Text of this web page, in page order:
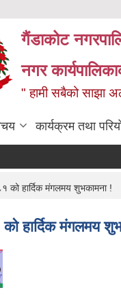
गैंडाकोट
नगर
" हामी सबैको साझा
कार्यक्रम तथा
को हार्दिक मंगलमय शुभकामना !
हार्दिक मंगलमय